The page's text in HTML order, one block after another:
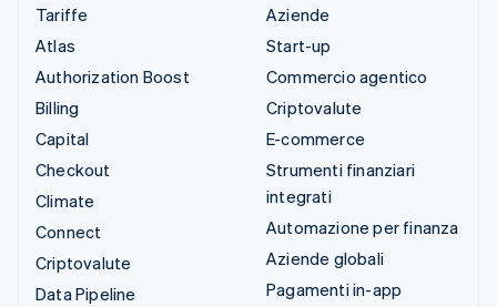
Tariffe
Atlas
Authorization Boost
Billing
Capital
Checkout
Climate
Connect
Criptovalute
Data Pipeline
Aziende
Start-up
Commercio agentico
Criptovalute
E-commerce
Strumenti finanziari
integrati
Automazione per finanza
Aziende globali
Pagamenti in-app